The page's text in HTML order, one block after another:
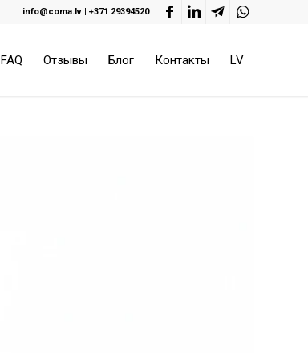
info@coma.lv | +371 29394520
FAQ Отзывы Блог Контакты LV